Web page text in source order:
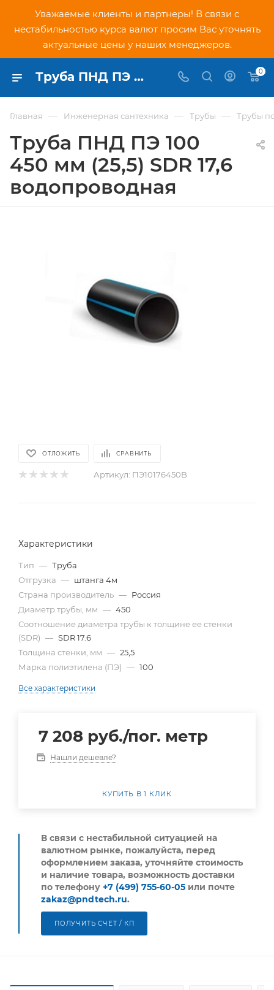
Уважаемые клиенты и партнеры! В связи с
нестабильностью курса валют просим Вас уточнять
актуальные цены у наших менеджеров.
Труба ПНД ПЭ 100 450 мм (25,5) SDR 17,6 водопроводная - купить по низкой цене в Москве, интернет-магазин PNDtech.ru 0
Главная — Инженерная сантехника — Трубы — Трубы
Труба ПНД ПЭ 100
450 мм (25,5) SDR 17,6
водопроводная
ОТЛОЖИТЬ СРАВНИТЬ
Артикул: ПЭ10176450B
Характеристики
Тип — Труба
Отгрузка — штанга 4м
Страна производитель — Россия
Диаметр трубы, мм — 450
Cоотношение диаметра трубы к толщине ее стенки
(SDR) — SDR 17.6
Толщина стенки, мм — 25,5
Марка полиэтилена (ПЭ) — 100
Все характеристики
7 208 руб./пог. метр
Нашли дешевле?
КУПИТЬ В 1 КЛИК
В связи с нестабильной ситуацией на
валютном рынке, пожалуйста, перед
оформлением заказа, уточняйте стоимость
и наличие товара, возможность доставки
по телефону +7 (499) 755-60-05 или почте
zakaz@pndtech.ru.
ПОЛУЧИТЬ СЧЕТ / КП